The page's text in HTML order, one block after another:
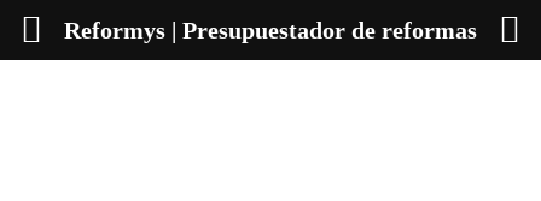
Reformys | Presupuestador de reformas